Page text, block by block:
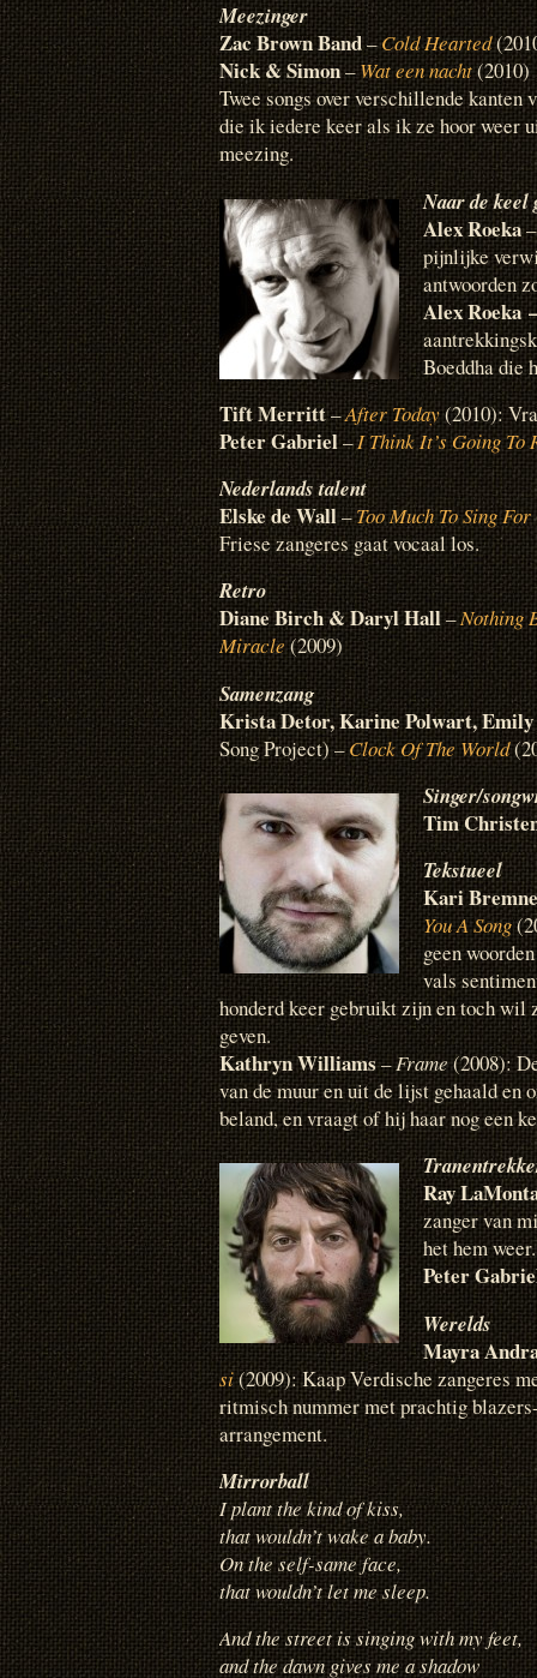
Meezinger
Zac Brown Band–Cold Hearted
Nick & Simon–Wat een nacht(2010)
Twee songs over verschillende kanten
die ik iedere keer als ik ze hoor weer
meezing.
Naar de keel
Alex Roeka
pijnlijke
antwoorden
Alex Roeka
Boeddha die
Tift Merritt–After Today(2010):
Peter Gabriel–I Think It’s Going To
Nederlands talent
Elske de Wall–Too Much To Sing For
Friese zangeres gaat vocaal los.
Retro
Diane Birch & Daryl Hall–Nothing
Miracle(2009)
Samenzang
Krista Detor, Karine Polwart,
Song Project) –Clock Of The World
Singer/
Tim
Tekstueel
Kari
You A Song
geen
vals
honderd keer gebruikt zijn en toch wil
geven.
Kathryn Williams–Frame(2008):
van de muur en uit de lijst gehaald en
beland, en vraagt of hij haar nog een
Ray
zanger van
het hem weer.
Peter
Werelds
Mayra
si(2009): Kaap Verdische zangeres
ritmisch nummer met prachtig
arrangement.
Mirrorball
I plant the kind of kiss,
that wouldn’t wake a baby.
On the self-same face,
that wouldn’t let me sleep.
And the street is singing with my feet,
and the dawn gives me a shadow